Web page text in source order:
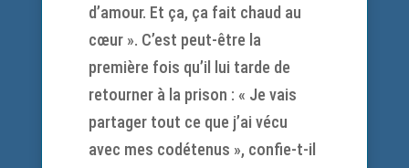
d’amour. Et ça, ça fait chaud au
cœur ». C’est peut-être la
première fois qu’il lui tarde de
retourner à la prison : « Je vais
partager tout ce que j’ai vécu
avec mes codétenus », confie-t-il